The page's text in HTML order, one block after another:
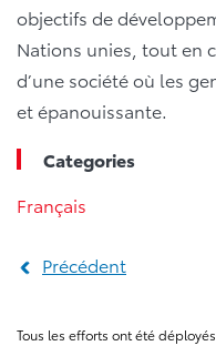
objectifs de
Nations unies, tout en
d’une société où les
et épanouissante.
Categories
Français
Précédent
Tous les efforts ont été